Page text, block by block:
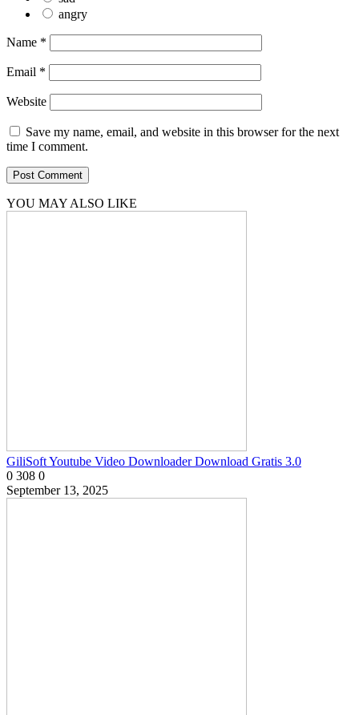
angry
Name *
Email *
Website
Save my name, email, and website in this browser for the next
time I comment.
YOU MAY ALSO LIKE
GiliSoft Youtube Video Downloader Download Gratis 3.0
0 308 0
September 13, 2025